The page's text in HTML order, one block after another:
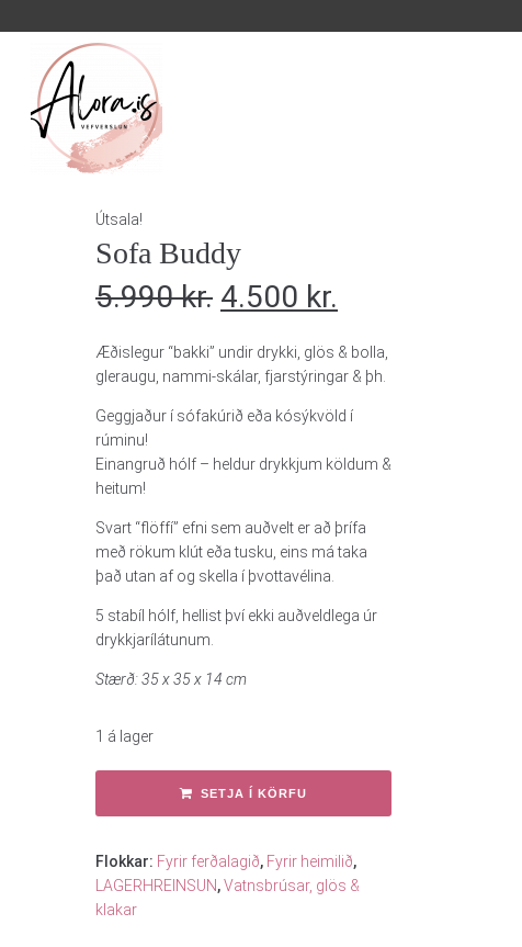
Útsala!
Sofa Buddy
5.990kr. 4.500 kr.
Æðislegur “bakki” undir drykki, glös & bolla,
gleraugu, nammi-skálar, fjarstýringar & þh.
Geggjaður í sófakúrið eða kósýkvöld í
rúminu!
Einangruð hólf – heldur drykkjum köldum &
heitum!
Svart “flöffí” efni sem auðvelt er að þrífa
með rökum klút eða tusku, eins má taka
það utan af og skella í þvottavélina.
5 stabíl hólf, hellist því ekki auðveldlega úr
drykkjarílátunum.
Stærð: 35 x 35 x 14 cm
1 á lager
SETJA Í KÖRFU
Flokkar: Fyrir ferðalagið, Fyrir heimilið,
LAGERHREINSUN,Vatnsbrúsar, glös &
klakar